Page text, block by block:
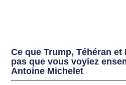
Ce que Trump, Téhéran
pas que vous voyiez
Antoine Michelet